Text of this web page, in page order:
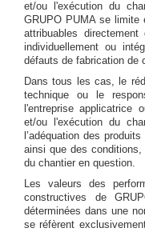
et/ou l'exécution du
GRUPO PUMA se limite
attribuables
individuellement ou
défauts de fabrication de
Dans tous les cas, le
technique ou le
l'entreprise applicatrice
et/ou l'exécution du
l’adéquation des
ainsi que des
du chantier en question.
Les valeurs des
constructives de
déterminées dans une
se réfèrent